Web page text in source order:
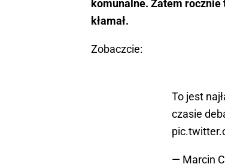
komunalne. Zatem
kłamał.
Zobaczcie:
To jest
czasie
— Marcin